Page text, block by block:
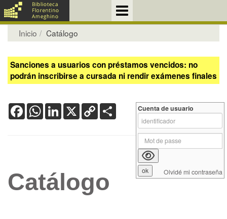
Inicio Catálogo
Sanciones a usuarios con préstamos vencidos: no
podrán inscribirse a cursada ni rendir exámenes finales
FacebookWhatsApp
LinkedIn
X Copy
Link
Catálogo
Cuenta de usuario
Olvidé mi contraseña